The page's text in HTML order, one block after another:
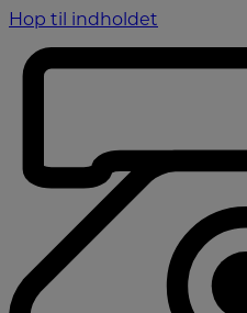
Hop til indholdet